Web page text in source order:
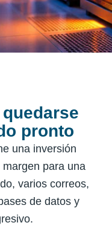
pronto
una inversión
para una
varios correos,
de datos y